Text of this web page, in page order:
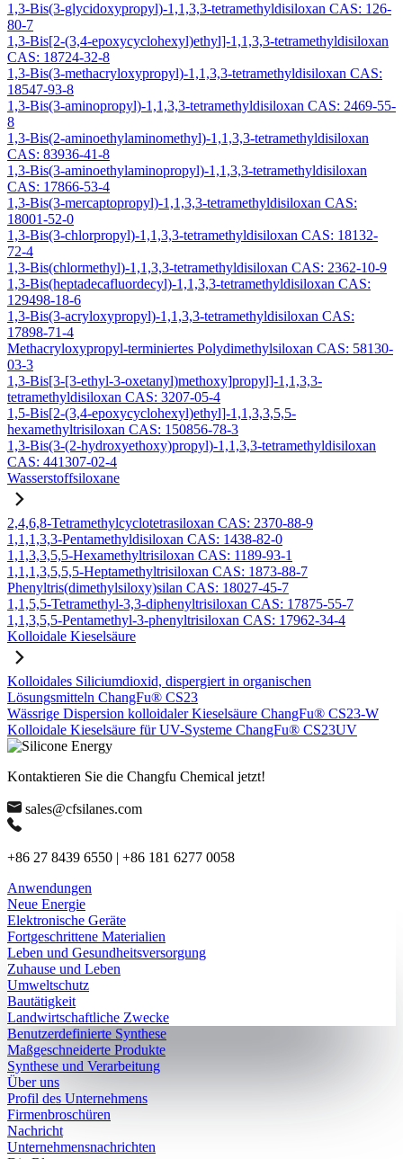
1,3-Bis(3-glycidoxypropyl)-1,1,3,3-tetramethyldisiloxan CAS: 126-
80-7
1,3-Bis[2-(3,4-epoxycyclohexyl)ethyl]-1,1,3,3-tetramethyldisiloxan
CAS: 18724-32-8
1,3-Bis(3-methacryloxypropyl)-1,1,3,3-tetramethyldisiloxan CAS:
18547-93-8
1,3-Bis(3-aminopropyl)-1,1,3,3-tetramethyldisiloxan CAS: 2469-55-
8
1,3-Bis(2-aminoethylaminomethyl)-1,1,3,3-tetramethyldisiloxan
CAS: 83936-41-8
1,3-Bis(3-aminoethylaminopropyl)-1,1,3,3-tetramethyldisiloxan
CAS: 17866-53-4
1,3-Bis(3-mercaptopropyl)-1,1,3,3-tetramethyldisiloxan CAS:
18001-52-0
1,3-Bis(3-chlorpropyl)-1,1,3,3-tetramethyldisiloxan CAS: 18132-
72-4
1,3-Bis(chlormethyl)-1,1,3,3-tetramethyldisiloxan CAS: 2362-10-9
1,3-Bis(heptadecafluordecyl)-1,1,3,3-tetramethyldisiloxan CAS:
129498-18-6
1,3-Bis(3-acryloxypropyl)-1,1,3,3-tetramethyldisiloxan CAS:
17898-71-4
Methacryloxypropyl-terminiertes Polydimethylsiloxan CAS: 58130-
03-3
1,3-Bis[3-[3-ethyl-3-oxetanyl)methoxy]propyl]-1,1,3,3-
tetramethyldisiloxan CAS: 3207-05-4
1,5-Bis[2-(3,4-epoxycyclohexyl)ethyl]-1,1,3,3,5,5-
hexamethyltrisiloxan CAS: 150856-78-3
1,3-Bis(3-(2-hydroxyethoxy)propyl)-1,1,3,3-tetramethyldisiloxan
CAS: 441307-02-4
Wasserstoffsiloxane
2,4,6,8-Tetramethylcyclotetrasiloxan CAS: 2370-88-9
1,1,1,3,3-Pentamethyldisiloxan CAS: 1438-82-0
1,1,3,3,5,5-Hexamethyltrisiloxan CAS: 1189-93-1
1,1,1,3,5,5,5-Heptamethyltrisiloxan CAS: 1873-88-7
Phenyltris(dimethylsiloxy)silan CAS: 18027-45-7
1,1,5,5-Tetramethyl-3,3-diphenyltrisiloxan CAS: 17875-55-7
1,1,3,5,5-Pentamethyl-3-phenyltrisiloxan CAS: 17962-34-4
Kolloidale Kieselsäure
Kolloidales Siliciumdioxid, dispergiert in organischen
Lösungsmitteln ChangFu® CS23
Wässrige Dispersion kolloidaler Kieselsäure ChangFu® CS23-W
Kolloidale Kieselsäure für UV-Systeme ChangFu® CS23UV
Kontaktieren Sie die Changfu Chemical jetzt!
sales@cfsilanes.com
+86 27 8439 6550 | +86 181 6277 0058
Anwendungen
Neue Energie
Elektronische Geräte
Fortgeschrittene Materialien
Leben und Gesundheitsversorgung
Zuhause und Leben
Umweltschutz
Bautätigkeit
Landwirtschaftliche Zwecke
Benutzerdefinierte Synthese
Maßgeschneiderte Produkte
Synthese und Verarbeitung
Über uns
Profil des Unternehmens
Firmenbroschüren
Nachricht
Unternehmensnachrichten